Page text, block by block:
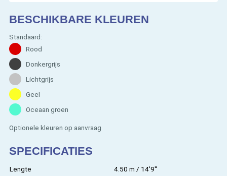
SPECIFICATIES
Lengte
4.50 m / 14'9''
BESCHIKBARE KLEUREN
Standaard:
Rood
Donkergrijs
Lichtgrijs
Geel
Oceaan groen
Optionele kleuren op aanvraag